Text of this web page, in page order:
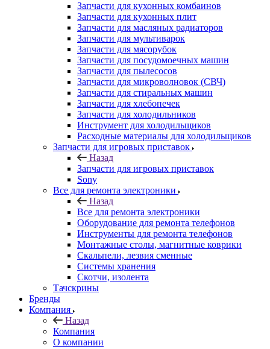
Запчасти для масляных радиаторов
Запчасти для мультиварок
Запчасти для мясорубок
Запчасти для посудомоечных машин
Запчасти для пылесосов
Запчасти для микроволновок (СВЧ)
Запчасти для стиральных машин
Запчасти для хлебопечек
Запчасти для холодильников
Инструмент для холодильщиков
Расходные материалы для холодильщиков
Запчасти для игровых приставок
Назад
Запчасти для игровых приставок
Sony
Все для ремонта электроники
Назад
Все для ремонта электроники
Оборудование для ремонта телефонов
Инструменты для ремонта телефонов
Монтажные столы, магнитные коврики
Скальпели, лезвия сменные
Системы хранения
Скотчи, изолента
Тачскрины
Компания
Компания
О компании
Новости
Контакты